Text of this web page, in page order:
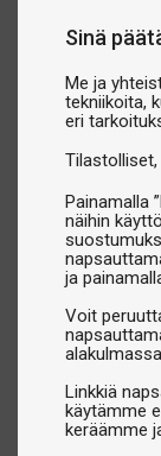
Sinä
Me ja
tekniikoita,
eri
Tilastolliset
Painamalla
näihin
ja
Voit
Linkkiä
käytämme